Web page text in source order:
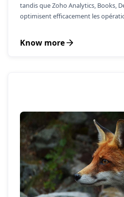
tandis que Zoho Analytics, Books,
optimisent efficacement les
Know more